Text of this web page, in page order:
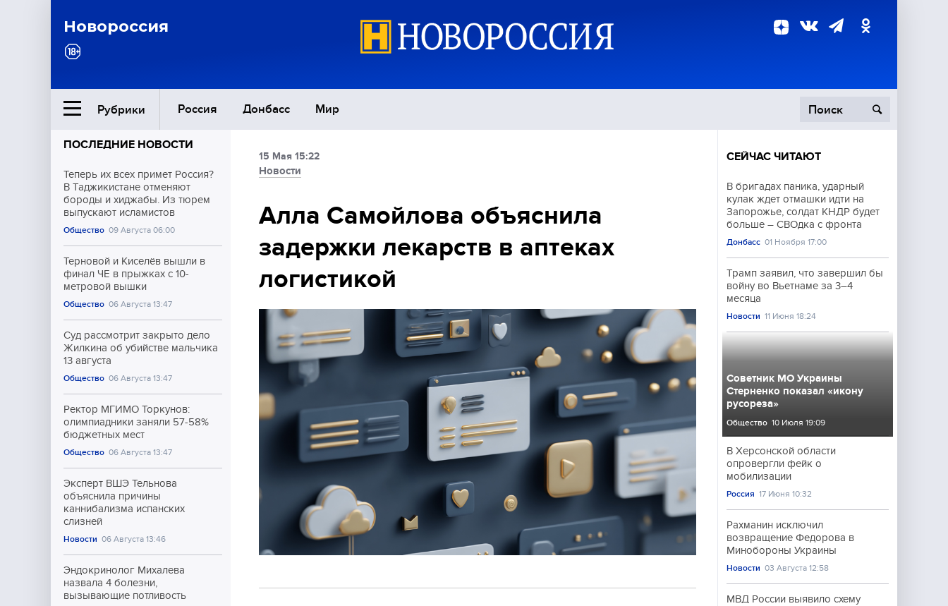
Новороссия
Рубрики Россия Донбасс Мир
Ближний Восток
Общество
Экономика
Происшествия
Культура
Спорт
ПОСЛЕДНИЕ НОВОСТИ
Теперь их всех примет Россия?
В Таджикистане отменяют
бороды и хиджабы. Из тюрем
выпускают исламистов
Общество 09 Августа 06:00
Терновой и Киселёв вышли в
финал ЧЕ в прыжках с 10-
метровой вышки
Общество 06 Августа 13:47
Суд рассмотрит закрыто дело
Жилкина об убийстве мальчика
13 августа
Общество 06 Августа 13:47
Ректор МГИМО Торкунов:
олимпиадники заняли 57-58%
бюджетных мест
Общество 06 Августа 13:47
Эксперт ВШЭ Тельнова
объяснила причины
каннибализма испанских
слизней
Новости 06 Августа 13:46
Эндокринолог Михалева
назвала 4 болезни,
вызывающие потливость
15 Мая 15:22
Новости
Алла Самойлова объяснила
задержки лекарств в аптеках
логистикой
СЕЙЧАС ЧИТАЮТ
В бригадах паника, ударный
кулак ждет отмашки идти на
Запорожье, солдат КНДР будет
больше – СВОдка с фронта
Донбасс 01 Ноября 17:00
Трамп заявил, что завершил бы
войну во Вьетнаме за 3–4
месяца
Новости 11 Июня 18:24
Советник МО Украины
Стерненко показал «икону
русореза»
Общество 10 Июля 19:09
В Херсонской области
опровергли фейк о
мобилизации
Россия 17 Июня 10:32
Рахманин исключил
возвращение Федорова в
Минобороны Украины
Новости 03 Августа 12:58
МВД России выявило схему